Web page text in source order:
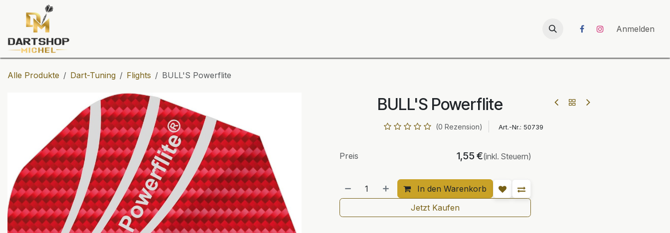
Zum Inhalt springen
UNICORN-Launch 2026 Anmelden
Alle Produkte Dart-Tuning Flights BULL'S Powerflite
BULL'S Powerflite
(0 Rezension) Art.-Nr.: 50739
In den Warenkorb
Preis 1,55 €(inkl. Steuern)
Jetzt Kaufen